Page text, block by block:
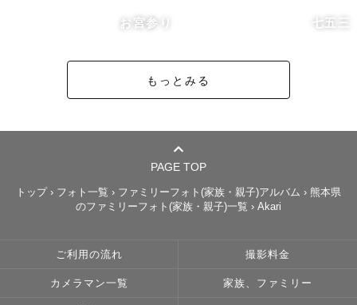
お宮参り 七五三
もっとみる
PAGE TOP
トップ › フォト一覧 › ファミリーフォト(家族・親子)アルバム › 熊本県
のファミリーフォト(家族・親子)一覧 › Akari
ご利用の流れ 撮影料金
カメラマン一覧 家族、ファミリー